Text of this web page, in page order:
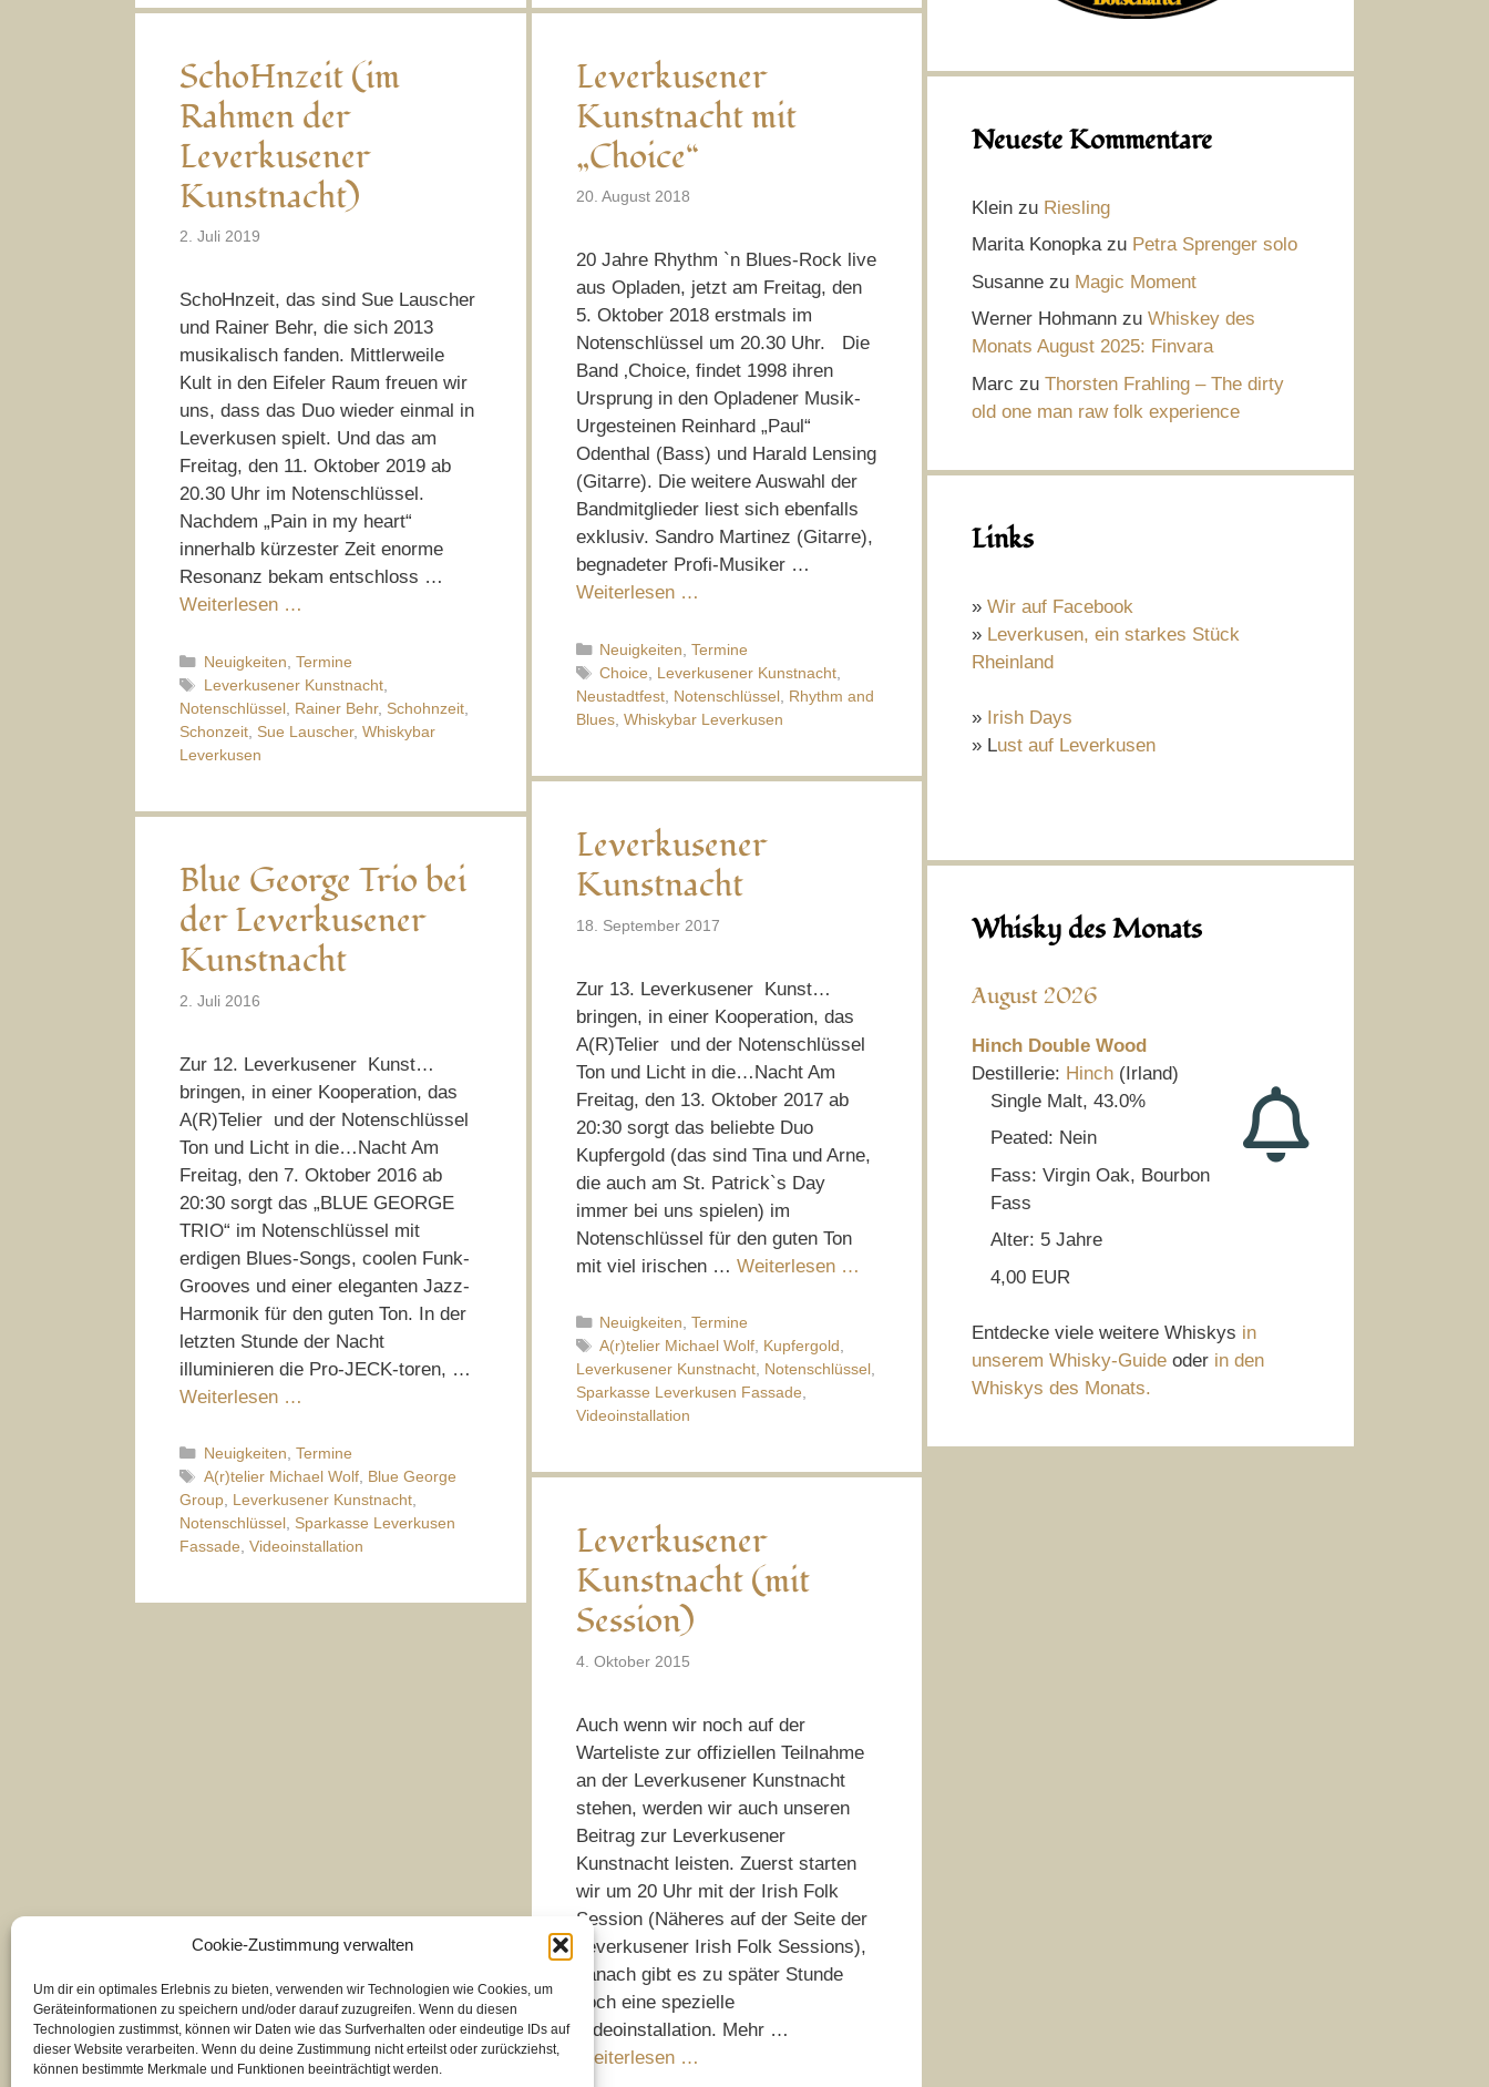
Cookie-Zustimmung verwalten
Um dir ein optimales Erlebnis zu bieten, verwenden wir Technologien wie Cookies, um
Geräteinformationen zu speichern und/oder darauf zuzugreifen. Wenn du diesen
Technologien zustimmst, können wir Daten wie das Surfverhalten oder eindeutige IDs auf
dieser Website verarbeiten. Wenn du deine Zustimmung nicht erteilst oder zurückziehst,
können bestimmte Merkmale und Funktionen beeinträchtigt werden.
SchoHnzeit (im
Rahmen der
Leverkusener
Kunstnacht)
2. Juli 2019
SchoHnzeit, das sind Sue Lauscher
und Rainer Behr, die sich 2013
musikalisch fanden. Mittlerweile
Kult in den Eifeler Raum freuen wir
uns, dass das Duo wieder einmal in
Leverkusen spielt. Und das am
Freitag, den 11. Oktober 2019 ab
20.30 Uhr im Notenschlüssel.
Nachdem „Pain in my heart“
innerhalb kürzester Zeit enorme
Resonanz bekam entschloss …
Weiterlesen …
Kategorien
Neuigkeiten, Termine
Schlagwörter
Leverkusener Kunstnacht,
Notenschlüssel, Rainer Behr, Schohnzeit,
Schonzeit, Sue Lauscher, Whiskybar
Leverkusen
Leverkusener
Kunstnacht mit
„Choice“
20. August 2018
20 Jahre Rhythm `n Blues-Rock live
aus Opladen, jetzt am Freitag, den
5. Oktober 2018 erstmals im
Notenschlüssel um 20.30 Uhr. Die
Band ‚Choice‚ findet 1998 ihren
Ursprung in den Opladener Musik-
Urgesteinen Reinhard „Paul“
Odenthal (Bass) und Harald Lensing
(Gitarre). Die weitere Auswahl der
Bandmitglieder liest sich ebenfalls
exklusiv. Sandro Martinez (Gitarre),
begnadeter Profi-Musiker …
Weiterlesen …
Kategorien
Neuigkeiten,Termine
Schlagwörter
Choice, Leverkusener Kunstnacht,
Neustadtfest, Notenschlüssel, Rhythm and
Blues, Whiskybar Leverkusen
Leverkusener
Kunstnacht
18. September 2017
Zur 13. Leverkusener Kunst…
bringen, in einer Kooperation, das
A(R)Telier und der Notenschlüssel
Ton und Licht in die…Nacht Am
Freitag, den 13. Oktober 2017 ab
20:30 sorgt das beliebte Duo
Kupfergold (das sind Tina und Arne,
die auch am St. Patrick`s Day
immer bei uns spielen) im
Notenschlüssel für den guten Ton
mit viel irischen … Weiterlesen …
Kategorien
Neuigkeiten,Termine
Schlagwörter
A(r)telier Michael Wolf, Kupfergold,
Leverkusener Kunstnacht, Notenschlüssel,
Sparkasse Leverkusen Fassade,
Videoinstallation
Blue George Trio bei
der Leverkusener
Kunstnacht
2. Juli 2016
Zur 12. Leverkusener Kunst…
bringen, in einer Kooperation, das
A(R)Telier und der Notenschlüssel
Ton und Licht in die…Nacht Am
Freitag, den 7. Oktober 2016 ab
20:30 sorgt das „BLUE GEORGE
TRIO“ im Notenschlüssel mit
erdigen Blues-Songs, coolen Funk-
Grooves und einer eleganten Jazz-
Harmonik für den guten Ton. In der
letzten Stunde der Nacht
illuminieren die Pro-JECK-toren, …
Weiterlesen …
Kategorien
Neuigkeiten, Termine
Schlagwörter
A(r)telier Michael Wolf, Blue George
Group, Leverkusener Kunstnacht,
Notenschlüssel, Sparkasse Leverkusen
Fassade, Videoinstallation
Leverkusener
Kunstnacht (mit
Session)
4. Oktober 2015
Auch wenn wir noch auf der
Warteliste zur offiziellen Teilnahme
an der Leverkusener Kunstnacht
stehen, werden wir auch unseren
Beitrag zur Leverkusener
Kunstnacht leisten. Zuerst starten
wir um 20 Uhr mit der Irish Folk
Session (Näheres auf der Seite der
Leverkusener Irish Folk Sessions),
danach gibt es zu später Stunde
noch eine spezielle
Videoinstallation. Mehr …
Weiterlesen …
Neueste Kommentare
Klein zu Riesling
Marita Konopkazu Petra Sprenger solo
Susanne zu Magic Moment
Werner Hohmann zu Whiskey des
Monats August 2025: Finvara
Marc zu Thorsten Frahling – The dirty
old one man raw folk experience
Links
» Wir auf Facebook
» Leverkusen, ein starkes Stück
Rheinland
» Irish Days
» Lust auf Leverkusen
Whisky des Monats
August 2026
Hinch Double Wood
Destillerie: Hinch (Irland)
Single Malt, 43.0%
Peated: Nein
Fass: Virgin Oak, Bourbon
Fass
Alter: 5 Jahre
4,00 EUR
Entdecke viele weitere Whiskys in
unserem Whisky-Guide oder in den
Whiskys des Monats.